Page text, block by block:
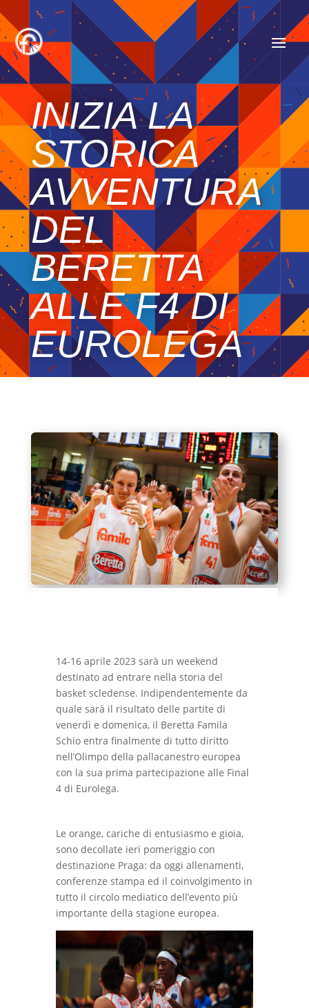
INIZIA LA
STORICA
AVVENTURA
DEL
BERETTA
ALLE F4 DI
EUROLEGA
14-16 aprile 2023 sarà un weekend
destinato ad entrare nella storia del
basket scledense. Indipendentemente da
quale sarà il risultato delle partite di
venerdì e domenica, il Beretta Famila
Schio entra finalmente di tutto diritto
nell’Olimpo della pallacanestro europea
con la sua prima partecipazione alle Final
4 di Eurolega.
Le orange, cariche di entusiasmo e gioia,
sono decollate ieri pomeriggio con
destinazione Praga: da oggi allenamenti,
conferenze stampa ed il coinvolgimento in
tutto il circolo mediatico dell’evento più
importante della stagione europea.